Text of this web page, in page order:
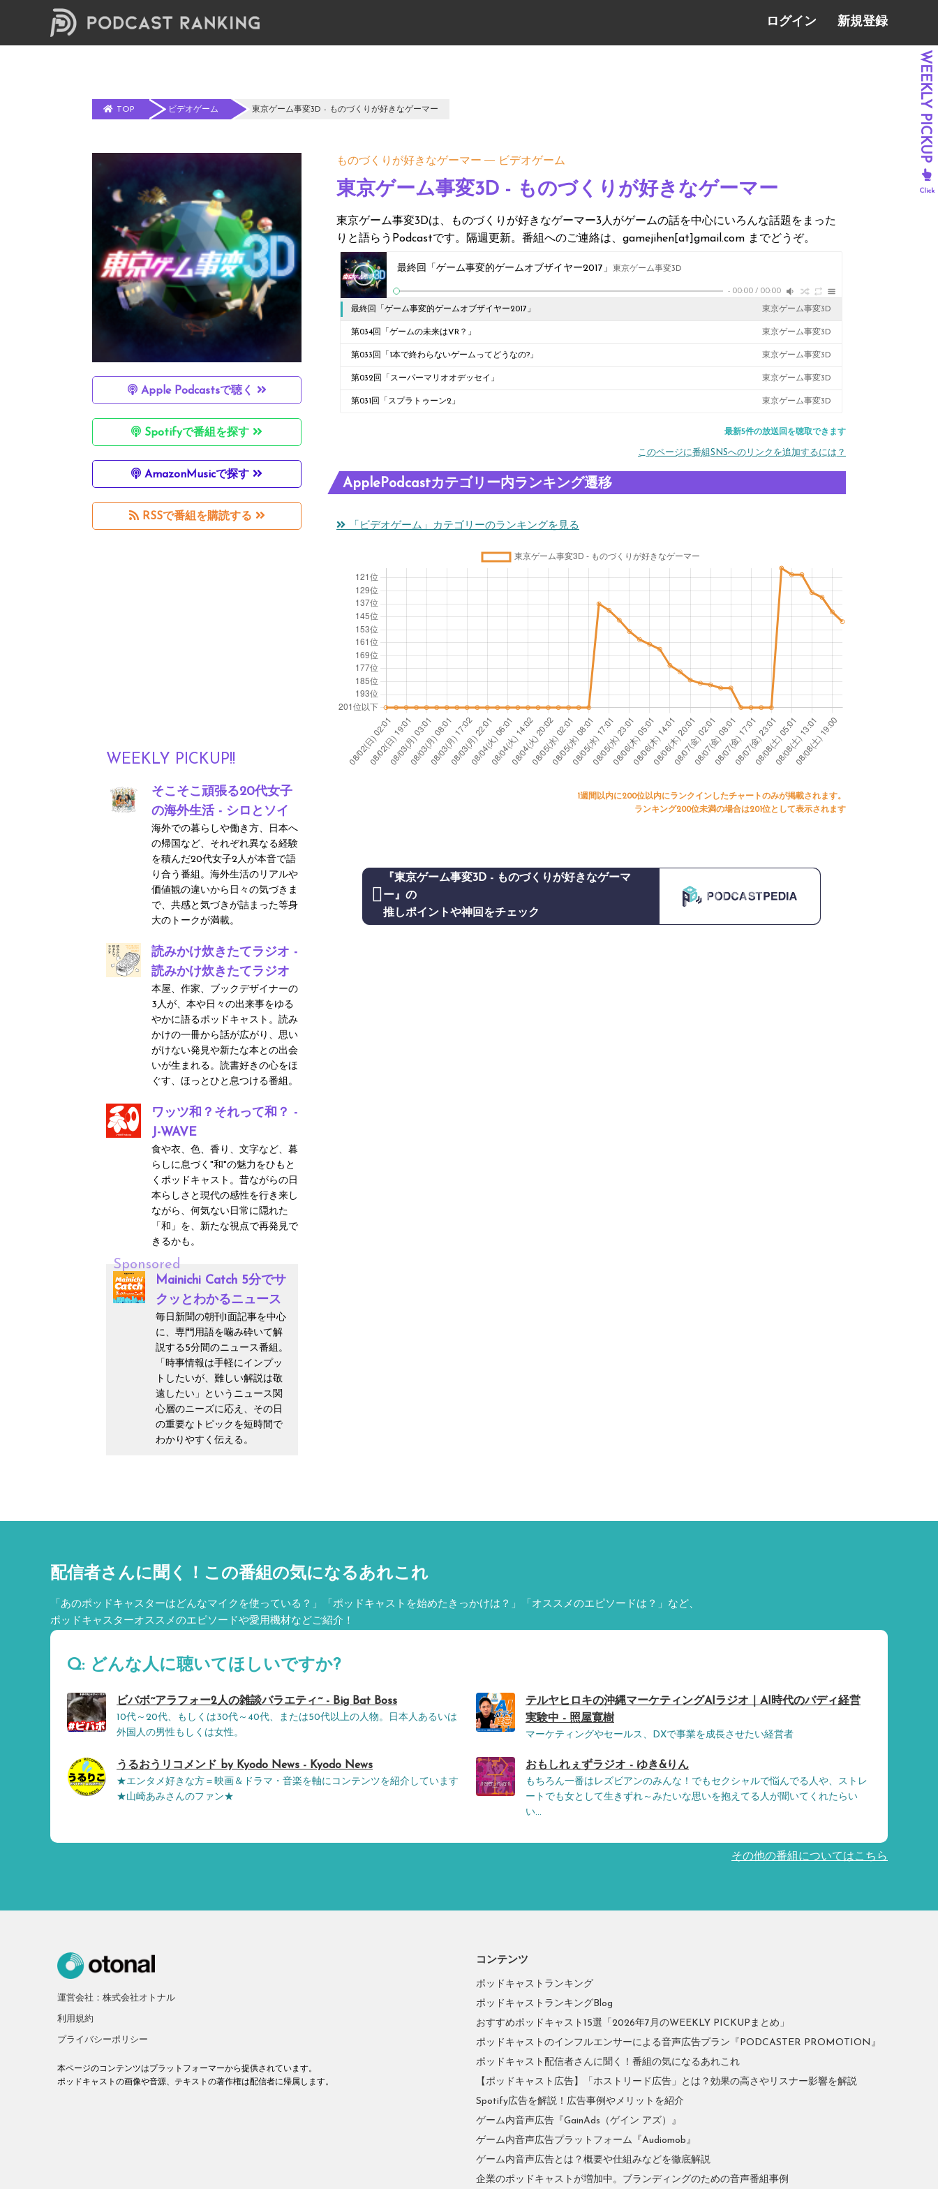
ログイン 新規登録
TOP ビデオゲーム 東京ゲーム事変3D - ものづくりが好きなゲーマー
Apple Podcastsで聴く
Spotifyで番組を探す
AmazonMusicで探す
RSSで番組を購読する
WEEKLY PICKUP!!
そこそこ頑張る20代女子
の海外生活 - シロとソイ
海外での暮らしや働き方、日本へ
の帰国など、それぞれ異なる経験
を積んだ20代女子2人が本音で語
り合う番組。海外生活のリアルや
価値観の違いから日々の気づきま
で、共感と気づきが詰まった等身
大のトークが満載。
読みかけ炊きたてラジオ -
読みかけ炊きたてラジオ
本屋、作家、ブックデザイナーの
3人が、本や日々の出来事をゆる
やかに語るポッドキャスト。読み
かけの一冊から話が広がり、思い
がけない発見や新たな本との出会
いが生まれる。読書好きの心をほ
ぐす、ほっとひと息つける番組。
ワッツ和？それって和？ -
J-WAVE
食や衣、色、香り、文字など、暮
らしに息づく"和"の魅力をひもと
くポッドキャスト。昔ながらの日
本らしさと現代の感性を行き来し
ながら、何気ない日常に隠れた
「和」を、新たな視点で再発見で
きるかも。
Sponsored
Mainichi Catch 5分でサ
クッとわかるニュース
毎日新聞の朝刊1面記事を中心
に、専門用語を噛み砕いて解
説する5分間のニュース番組。
「時事情報は手軽にインプッ
トしたいが、難しい解説は敬
遠したい」というニュース関
心層のニーズに応え、その日
の重要なトピックを短時間で
わかりやすく伝える。
ものづくりが好きなゲーマー ビデオゲーム
東京ゲーム事変3D - ものづくりが好きなゲーマー
東京ゲーム事変3Dは、ものづくりが好きなゲーマー3人がゲームの話を中心にいろんな話題をまった
りと語らうPodcastです。隔週更新。番組へのご連絡は、gamejihen[at]gmail.com までどうぞ。
最終回「ゲーム事変的ゲームオブザイヤー2017」 東京ゲーム事変3D
- 00:00 / 00:00
最終回「ゲーム事変的ゲームオブザイヤー2017」 東京ゲーム事変3D
第034回「ゲームの未来はVR？」 東京ゲーム事変3D
第033回「1本で終わらないゲームってどうなの?」 東京ゲーム事変3D
第032回「スーパーマリオオデッセイ」 東京ゲーム事変3D
第031回「スプラトゥーン2」 東京ゲーム事変3D
最新5件の放送回を聴取できます
このページに番組SNSへのリンクを追加するには？
ApplePodcastカテゴリー内ランキング遷移
「ビデオゲーム」カテゴリーのランキングを見る
1週間以内に200位以内にランクインしたチャートのみが掲載されます。
ランキング200位未満の場合は201位として表示されます
『東京ゲーム事変3D - ものづくりが好きなゲーマ
ー』の
推しポイントや神回をチェック
配信者さんに聞く！ この番組の気になるあれこれ
「あのポッドキャスターはどんなマイクを使っている？」「ポッドキャストを始めたきっかけは？」「オススメのエピソードは？」など、
ポッドキャスターオススメのエピソードや愛用機材などご紹介！
Q: どんな人に聴いてほしいですか?
ビバボ~アラフォー2人の雑談バラエティ~ - Big Bat Boss
10代～20代、もしくは30代～40代、または50代以上の人物。日本人あるいは
外国人の男性もしくは女性。
テルヤヒロキの沖縄マーケティングAIラジオ｜AI時代のバディ経営
実験中 - 照屋寛樹
マーケティングやセールス、DXで事業を成長させたい経営者
うるおうリコメンド by Kyodo News - Kyodo News
★エンタメ好きな方＝映画＆ドラマ・音楽を軸にコンテンツを紹介しています
★山崎あみさんのファン★
おもしれぇずラジオ - ゆき&りん
もちろん一番はレズビアンのみんな！でもセクシャルで悩んでる人や、ストレ
ートでも女として生きずれ～みたいな思いを抱えてる人が聞いてくれたらい
い...
その他の番組についてはこちら
運営会社：株式会社オトナル
利用規約
プライバシーポリシー
本ページのコンテンツはプラットフォーマーから提供されています。
ポッドキャストの画像や音源、テキストの著作権は配信者に帰属します。
コンテンツ
ポッドキャストランキング
ポッドキャストランキングBlog
おすすめポッドキャスト15選「2026年7月のWEEKLY PICKUPまとめ」
ポッドキャストのインフルエンサーによる音声広告プラン『PODCASTER PROMOTION』
ポッドキャスト配信者さんに聞く！番組の気になるあれこれ
【ポッドキャスト広告】「ホストリード広告」とは？効果の高さやリスナー影響を解説
Spotify広告を解説！広告事例やメリットを紹介
ゲーム内音声広告『GainAds（ゲイン アズ）』
ゲーム内音声広告プラットフォーム『Audiomob』
ゲーム内音声広告とは？概要や仕組みなどを徹底解説
企業のポッドキャストが増加中。ブランディングのための音声番組事例